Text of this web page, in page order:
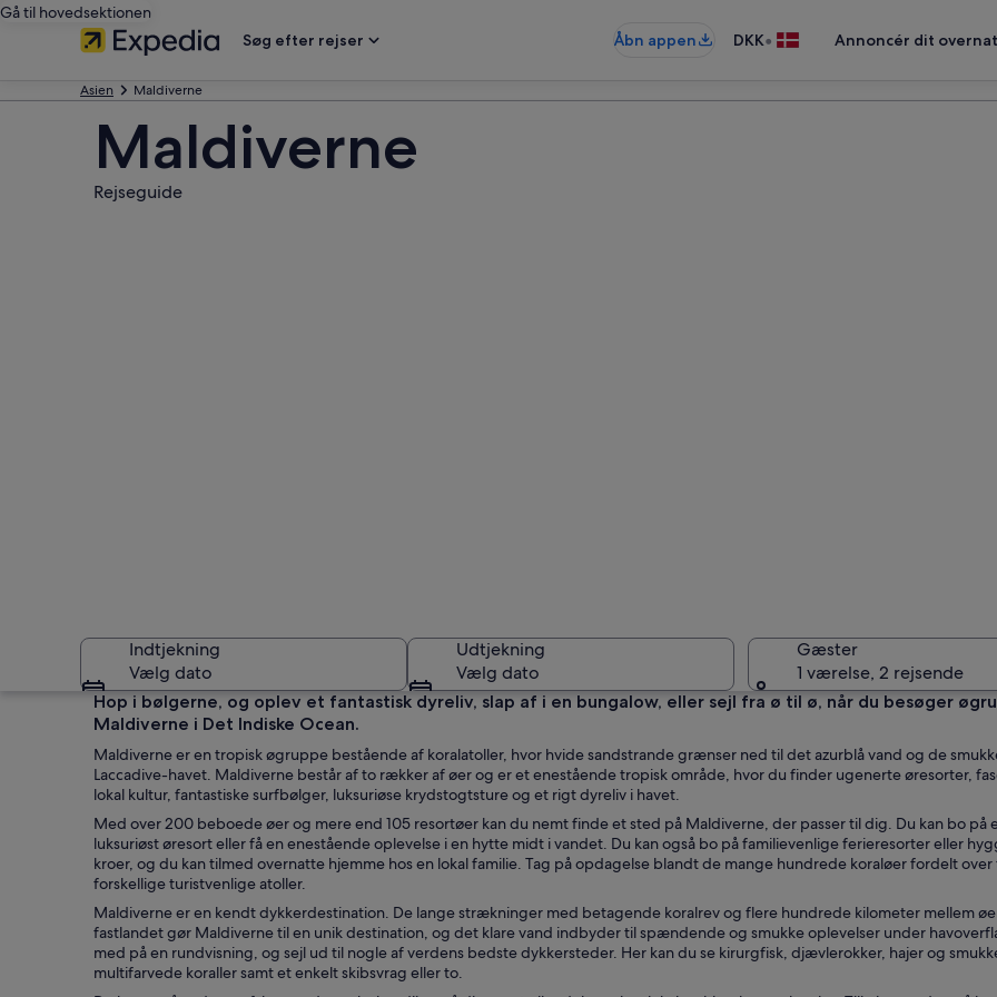
Gå til hovedsektionen
Søg efter rejser
Åbn appen DKK• Annoncér dit
Asien Maldiverne
Maldiverne
Rejseguide
Oversigtsbillede af en tropisk ø med krystalklart turkis vand, palmer og bungalows over vandet.
En mand
Indtjekning
Vælg dato
Udtjekning
Vælg dato
Gæster
1 værelse, 2 rejsende
Hop i bølgerne, og oplev et fantastisk dyreliv, slap af i en bungalow, eller sejl fra ø til ø, når du besøger
Maldiverne i Det Indiske Ocean.
Maldiverne er en tropisk øgruppe bestående af koralatoller, hvor hvide sandstrande grænser ned til det azurblå vand og de
Laccadive-havet. Maldiverne består af to rækker af øer og er et enestående tropisk område, hvor du finder ugenerte øresorter,
lokal kultur, fantastiske surfbølger, luksuriøse krydstogtsture og et rigt dyreliv i havet.
Med over 200 beboede øer og mere end 105 resortøer kan du nemt finde et sted på Maldiverne, der passer til dig. Du kan bo på
luksuriøst øresort eller få en enestående oplevelse i en hytte midt i vandet. Du kan også bo på familievenlige ferieresorter eller
kroer, og du kan tilmed overnatte hjemme hos en lokal familie. Tag på opdagelse blandt de mange hundrede koraløer fordelt over
forskellige turistvenlige atoller.
Maldiverne er en kendt dykkerdestination. De lange strækninger med betagende koralrev og flere hundrede kilometer mellem
fastlandet gør Maldiverne til en unik destination, og det klare vand indbyder til spændende og smukke oplevelser under
med på en rundvisning, og sejl ud til nogle af verdens bedste dykkersteder. Her kan du se kirurgfisk, djævlerokker, hajer og
multifarvede koraller samt et enkelt skibsvrag eller to.